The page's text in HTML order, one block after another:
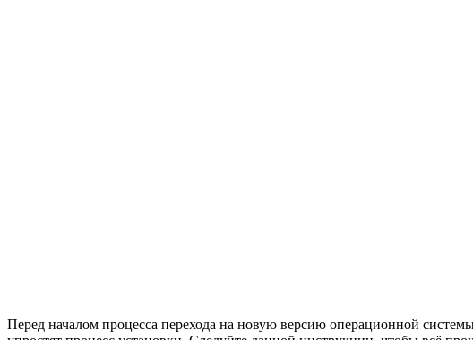
Перед началом процесса перехода на новую версию операционной